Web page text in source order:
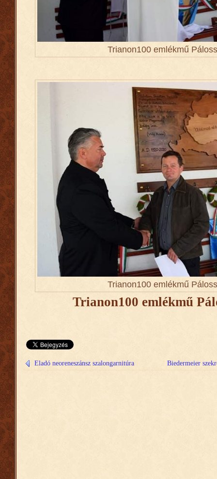
Trianon100 emlékmű
Trianon100 emlékmű
Trianon100 emlékmű
Eladó neoreneszánsz szalongarnitúra Biedermeier